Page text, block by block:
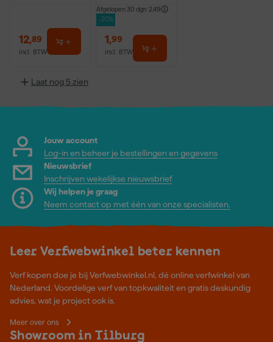
12,89
incl. BTW
Afgelopen 30 dgn 2,49
-20%
1,99
incl. BTW
Laat nog 5 zien
Jouw account
Log-in en beheer je bestellingen en gegevens
Nieuwsbrief
Inschrijven wekelijkse nieuwsbrief
Wij helpen je graag
Neem contact op met één van onze specialisten.
Leer Verfwebwinkel beter kennen
Verf kopen doe je bij Verfwebwinkel.nl, dé online verfwinkel van
Nederland. Voordelige verf van topkwaliteit en gratis deskundig
advies, wat je project ook is.
Meer over ons
Showroom in Tilburg